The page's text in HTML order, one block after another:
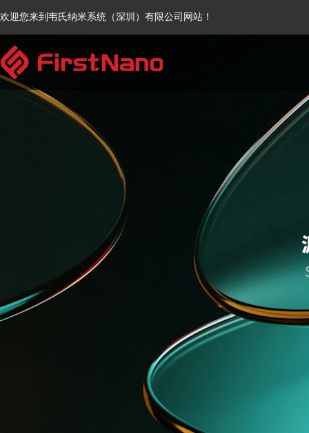
欢迎您来到韦氏纳米系统（深圳）有限公司网站！